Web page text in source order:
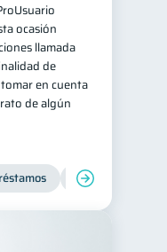
1
ocasión
llamada
de
en cuenta
de algún
Entidad